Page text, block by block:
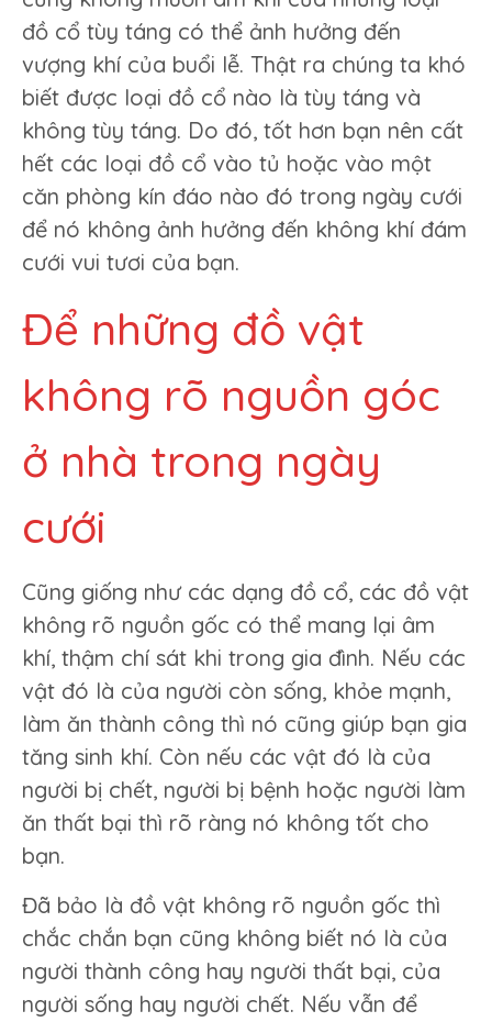
đồ cổ tùy táng có thể ảnh hưởng đến
vượng khí của buổi lễ. Thật ra chúng ta khó
biết được loại đồ cổ nào là tùy táng và
không tùy táng. Do đó, tốt hơn bạn nên cất
hết các loại đồ cổ vào tủ hoặc vào một
căn phòng kín đáo nào đó trong ngày cưới
để nó không ảnh hưởng đến không khí đám
cưới vui tươi của bạn.
Để những đồ vật
không rõ nguồn góc
ở nhà trong ngày
cưới
Cũng giống như các dạng đồ cổ, các đồ vật
không rõ nguồn gốc có thể mang lại âm
khí, thậm chí sát khi trong gia đình. Nếu các
vật đó là của người còn sống, khỏe mạnh,
làm ăn thành công thì nó cũng giúp bạn gia
tăng sinh khí. Còn nếu các vật đó là của
người bị chết, người bị bệnh hoặc người làm
ăn thất bại thì rõ ràng nó không tốt cho
bạn.
Đã bảo là đồ vật không rõ nguồn gốc thì
chắc chắn bạn cũng không biết nó là của
người thành công hay người thất bại, của
người sống hay người chết. Nếu vẫn để